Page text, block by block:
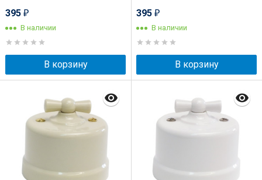
395 ₽
В наличии
В корзину
395 ₽
В наличии
В корзину